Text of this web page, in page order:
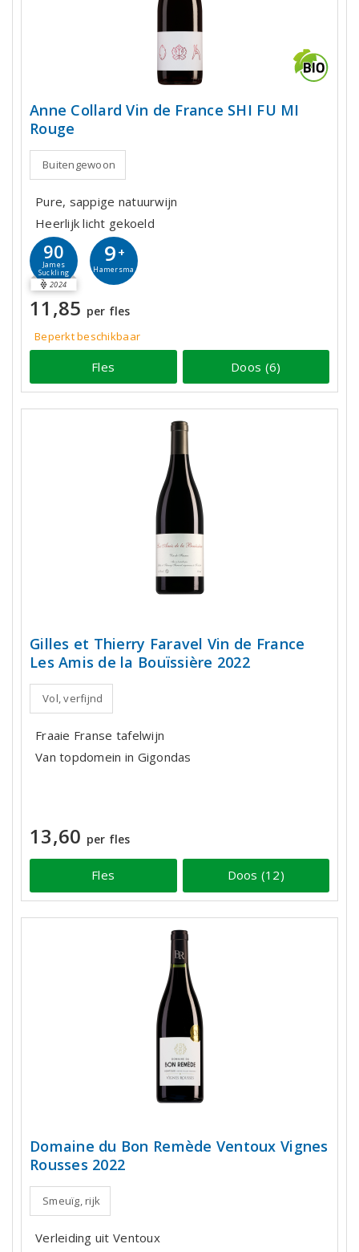
Anne Collard Vin de France SHI FU MI
Rouge
Buitengewoon
Pure, sappige natuurwijn
Heerlijk licht gekoeld
90
James
Suckling
2024
9 +
Hamersma
11,85 per fles
Beperkt beschikbaar
Fles Doos (6)
Gilles et Thierry Faravel Vin de France
Les Amis de la Bouïssière 2022
Vol, verfijnd
Fraaie Franse tafelwijn
Van topdomein in Gigondas
13,60 per fles
Fles Doos (12)
Domaine du Bon Remède Ventoux Vignes
Rousses 2022
Smeuïg, rijk
Verleiding uit Ventoux